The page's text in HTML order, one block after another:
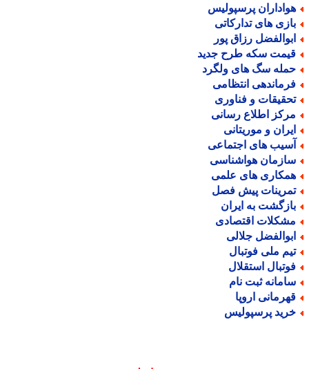
پرسپولیس
های تدارکاتی
رزاق پور
سکه طرح جدید
سگ های ولگرد
انتظامی
و فناوری
اطلاع رسانی
و موریتانی
های اجتماعی
هواشناسی
های علمی
پیش فصل
به ایران
اقتصادی
جلالی
ملی فوتبال
استقلال
ثبت نام
اروپا
پرسپولیس